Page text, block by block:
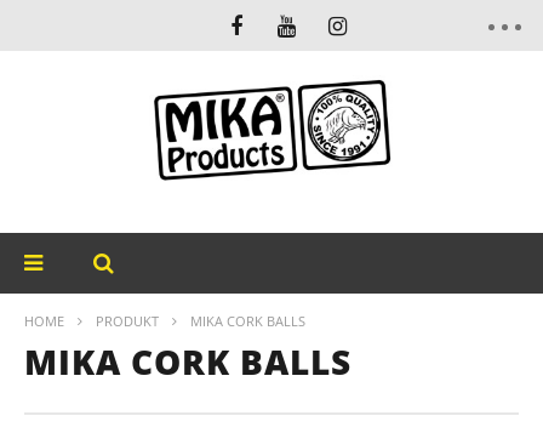
HOME PRODUKT MIKA CORK BALLS
MIKA CORK BALLS